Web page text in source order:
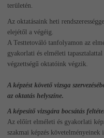
területén.
Az oktatásaink heti
elejétől a végéig.
A Testtetováló tanfolyamon az
gyakorlati és elméleti
végzettségű oktatóink végzik.
A képzést követő vizsga
az oktatás helyszíne.
A képesítő vizsgára bocsátás
Az előírt elméleti és gyakorlati
szakmai képzés követelményeinek